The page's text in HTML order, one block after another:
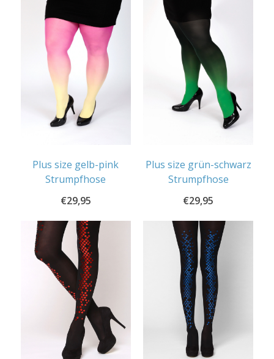
Plus size gelb-pink
Strumpfhose
€29,95
Plus size grün-schwarz
Strumpfhose
€29,95